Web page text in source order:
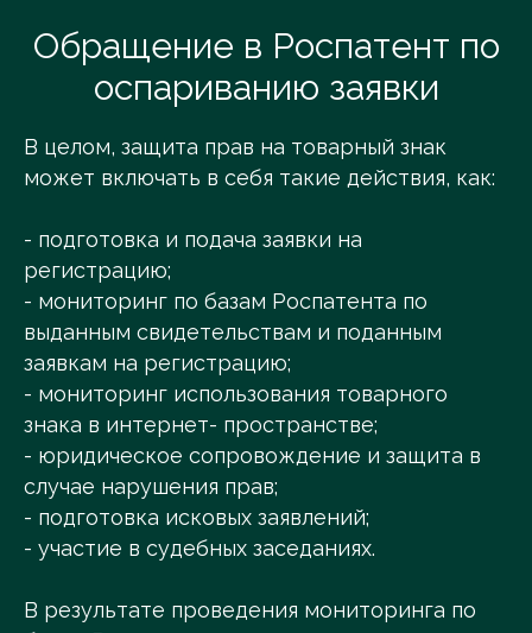
Обращение в Роспатент по
оспариванию заявки
В целом, защита прав на товарный знак
может включать в себя такие действия, как:
- подготовка и подача заявки на
регистрацию;
- мониторинг по базам Роспатента по
выданным свидетельствам и поданным
заявкам на регистрацию;
- мониторинг использования товарного
знака в интернет- пространстве;
- юридическое сопровождение и защита в
случае нарушения прав;
- подготовка исковых заявлений;
- участие в судебных заседаниях.
В результате проведения мониторинга по